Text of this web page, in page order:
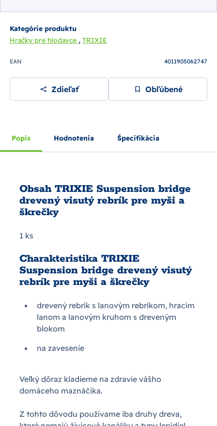
Kategórie produktu
Hračky pre hlodavce , TRIXIE
EAN 4011905062747
Zdieľať Obľúbené
Popis Hodnotenia Špecifikácia
Obsah TRIXIE Suspension bridge
drevený visutý rebrík pre myši a
škrečky
1 ks
Charakteristika TRIXIE
Suspension bridge drevený visutý
rebrík pre myši a škrečky
drevený rebrík s lanovým rebríkom, hracím
lanom a lanovým kruhom s dreveným
blokom
na zavesenie
Veľký dôraz kladieme na zdravie vášho
domáceho maznáčika.
Z tohto dôvodu používame iba druhy dreva,